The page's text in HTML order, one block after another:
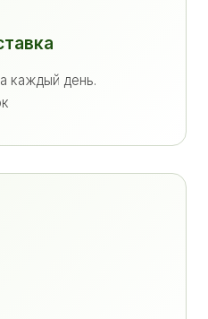
каждый день.